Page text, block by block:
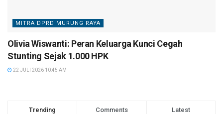
MITRA DPRD MURUNG RAYA
Olivia Wiswanti: Peran Keluarga Kunci Cegah
Stunting Sejak 1.000 HPK
22 JULI 2026 10:45 AM
Trending Comments Latest